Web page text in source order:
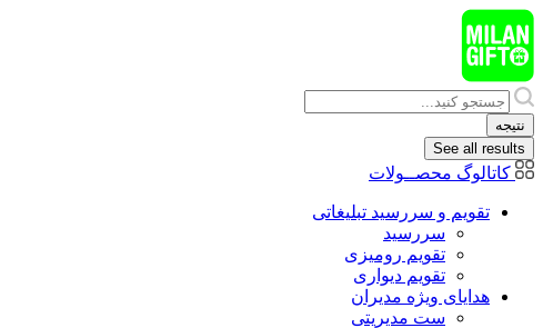
پرش
به
محتوا
Search
...
نتیجه
See all results
کاتالوگ محصــولات
تقویم و سررسید تبلیغاتی
سررسید
تقویم رومیزی
تقویم دیواری
هدایای ويژه مدیران
ست مدیریتی